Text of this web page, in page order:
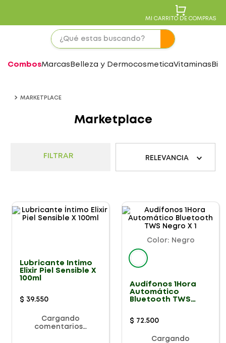
MI CARRITO DE COMPRAS
CombosMarcas Belleza y DermocosmeticaVitaminas
MARKETPLACE
Marketplace
FILTRAR RELEVANCIA
Lubricante Íntimo
Elixir Piel Sensible X
100ml
$ 39.550
Cargando
comentarios…
Color: Negro
Audífonos 1Hora
Automático
Bluetooth TWS
$ 72.500
Cargando